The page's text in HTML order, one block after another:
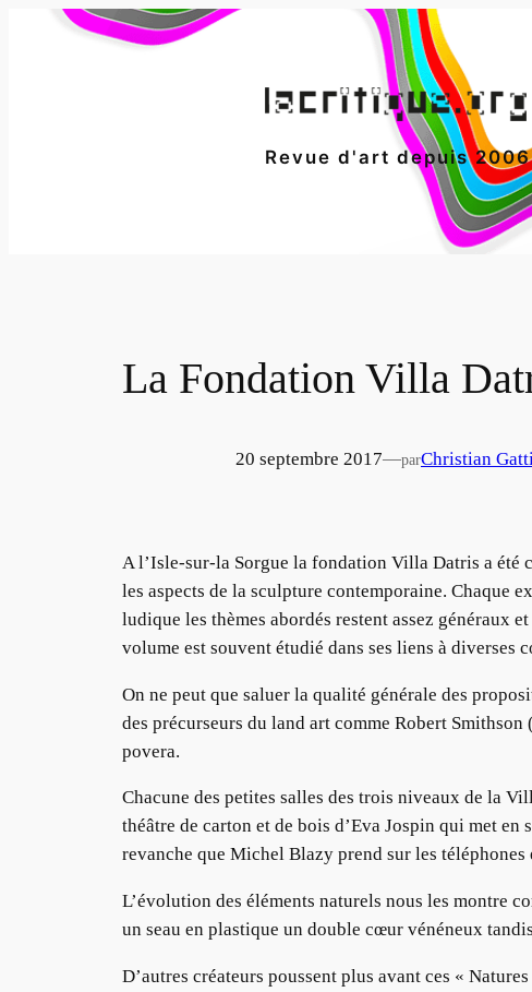
Revue d'art depuis 2006
La Fondation Villa
20 septembre 2017—parChristian
A l’Isle-sur-la Sorgue la fondation Villa Datris a
les aspects de la sculpture contemporaine. Chaque
ludique les thèmes abordés restent assez généraux
volume est souvent étudié dans ses liens à
On ne peut que saluer la qualité générale des
des précurseurs du land art comme Robert
povera.
Chacune des petites salles des trois niveaux de la
théâtre de carton et de bois d’Eva Jospin qui met
revanche que Michel Blazy prend sur les
L’évolution des éléments naturels nous les montre
un seau en plastique un double cœur vénéneux
D’autres créateurs poussent plus avant ces «